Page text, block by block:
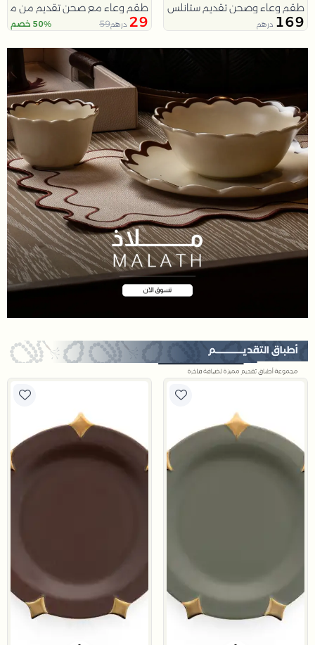
طقم وعاء وصحن تقديم ستانلس ستيل باللون الذهبي من ملاذ
169 درهم
طقم وعاء مع صحن تقديم من
29 درهم59 50% خصم